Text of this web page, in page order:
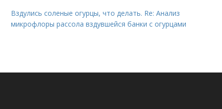
Вздулись соленые огурцы, что делать. Re: Анализ
микрофлоры рассола вздувшейся банки с огурцами